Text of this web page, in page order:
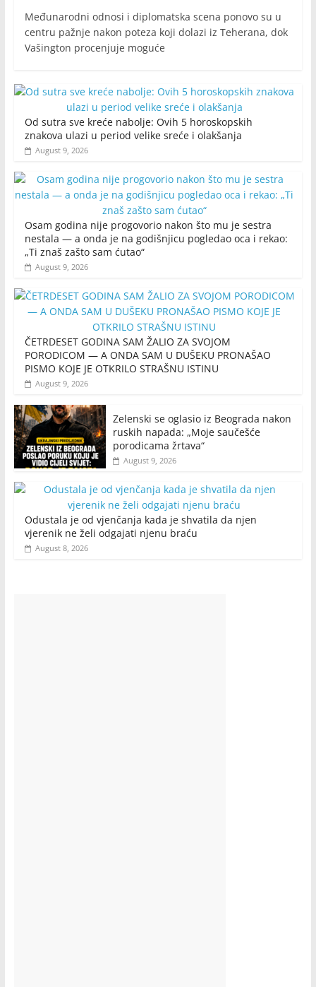
Međunarodni odnosi i diplomatska scena ponovo su u
centru pažnje nakon poteza koji dolazi iz Teherana, dok
Vašington procenjuje moguće
Od sutra sve kreće nabolje: Ovih 5 horoskopskih
znakova ulazi u period velike sreće i olakšanja
August 9, 2026
Osam godina nije progovorio nakon što mu je sestra
nestala — a onda je na godišnjicu pogledao oca i rekao:
„Ti znaš zašto sam ćutao“
August 9, 2026
ČETRDESET GODINA SAM ŽALIO ZA SVOJOM
PORODICOM — A ONDA SAM U DUŠEKU PRONAŠAO
PISMO KOJE JE OTKRILO STRAŠNU ISTINU
August 9, 2026
Zelenski se oglasio iz Beograda nakon
ruskih napada: „Moje saučešće
porodicama žrtava“
August 9, 2026
Odustala je od vjenčanja kada je shvatila da njen
vjerenik ne želi odgajati njenu braću
August 8, 2026